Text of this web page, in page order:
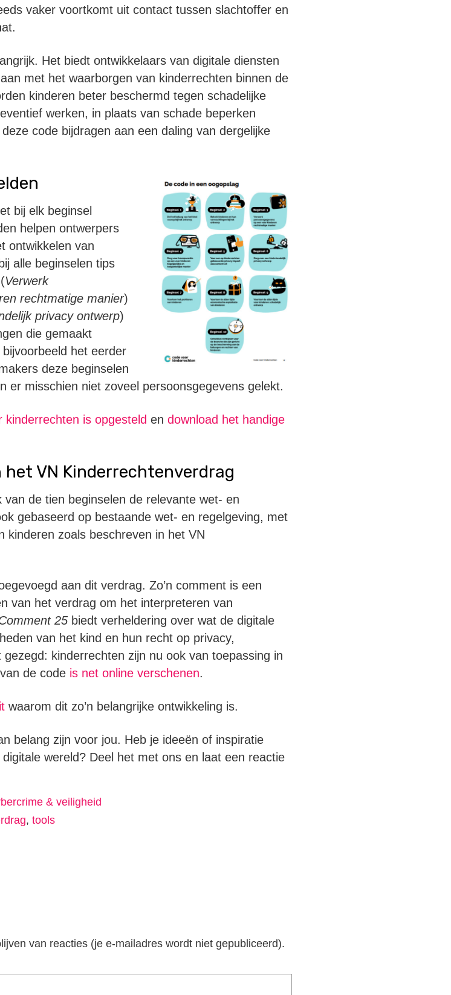
vaker voortkomt uit contact tussen slachtoffer en
Het biedt ontwikkelaars van digitale diensten
met het waarborgen van kinderrechten binnen de
kinderen beter beschermd tegen schadelijke
werken, in plaats van schade beperken
code bijdragen aan een daling van dergelijke
bij elk beginsel
helpen ontwerpers
ontwikkelen van
alle beginselen tips
Verwerk
rechtmatige manier)
privacy ontwerp)
die gemaakt
het eerder
deze beginselen
er misschien niet zoveel persoonsgegevens gelekt.
is opgesteld en download het handige
VN Kinderrechtenverdrag
de tien beginselen de relevante wet- en
gebaseerd op bestaande wet- en regelgeving, met
kinderen zoals beschreven in het VN
aan dit verdrag. Zo’n comment is een
van het verdrag om het interpreteren van
25biedt verheldering over wat de digitale
van het kind en hun recht op privacy,
kinderrechten zijn nu ook van toepassing in
de code is net online verschenen.
waarom dit zo’n belangrijke ontwikkeling is.
belang zijn voor jou. Heb je ideeën of inspiratie
wereld? Deel het met ons en laat een reactie
& veiligheid
, tools
van reacties (je e-mailadres wordt niet gepubliceerd).